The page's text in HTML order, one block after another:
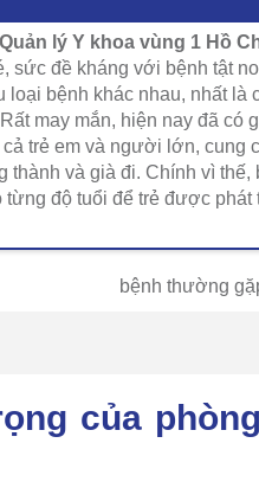
lý Y khoa vùng 1 Hồ
sức đề kháng với bệnh tật
loại bệnh khác nhau, nhất
may mắn, hiện nay đã
trẻ em và người lớn, cung
thành và già đi. Chính vì
từng độ tuổi để trẻ được
của